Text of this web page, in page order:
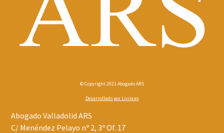
© Copyright 2021 Abogado ARS
Desarrollado por Livire.es
Abogado Valladolid ARS
C/ Menéndez Pelayo nº 2, 3º Of. 17